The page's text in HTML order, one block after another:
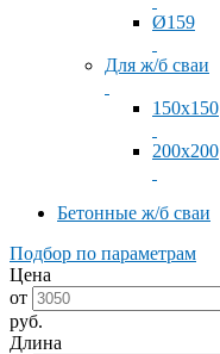
Ø159
Для ж/б сваи
150x150
200x200
Бетонные ж/б сваи
Подбор по параметрам
Цена
от
руб.
Длина